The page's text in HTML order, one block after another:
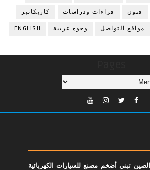
فنون قراءات ودراسات كاريكاتير
مواقع التواصل وجوه عربية ENGLISH
الصين تبني أضخم مصنع للسيارات الكهربائية